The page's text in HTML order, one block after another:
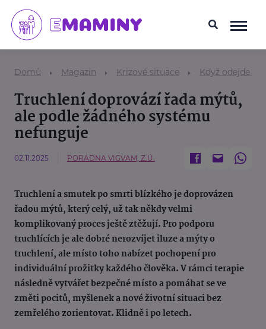
Domů Magazín Krizové situace Když odejde
Truchlení doprovází řada mýtů,
ale podle žádného systému
nefunguje
02.11.2025 PORADNA VIGVAM, Z.Ú.
Truchlení a smutek po smrti blízkého je doprovázen
řadou mýtů, který celý, už tak někdy velmi
komplikovaný proces ještě ztěžují. Pro podporu
truchlících je ale dobré nerozvíjet iluze a mýty o
truchlení, ale místo toho nabízet pochopení pro
individuální prožitky každého člověka. V rámci terapie
následně vytvářet bezpečné místo a pomáhat se ve
změti pocitů, myšlenek a nové životní situaci bez
zemřelého zorientovat. Klidně i po letech.